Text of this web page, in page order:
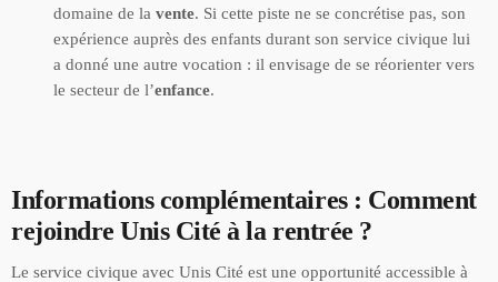
domaine de la vente. Si cette piste ne se concrétise pas, son
expérience auprès des enfants durant son service civique lui
a donné une autre vocation : il envisage de se réorienter vers
le secteur de l’enfance.
Informations complémentaires : Comment
rejoindre Unis Cité à la rentrée ?
Le service civique avec Unis Cité est une opportunité accessible à